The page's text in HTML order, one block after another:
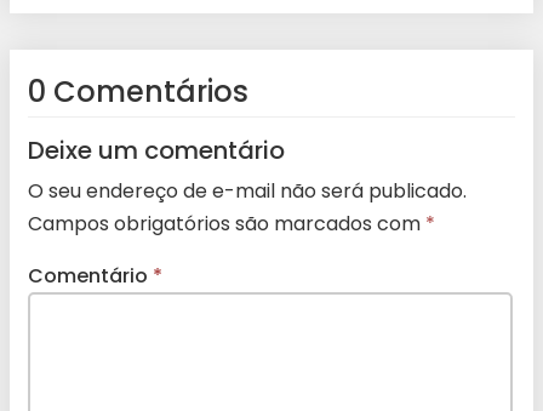
0 Comentários
Deixe um comentário
O seu endereço de e-mail não será publicado.
Campos obrigatórios são marcados com *
Comentário *